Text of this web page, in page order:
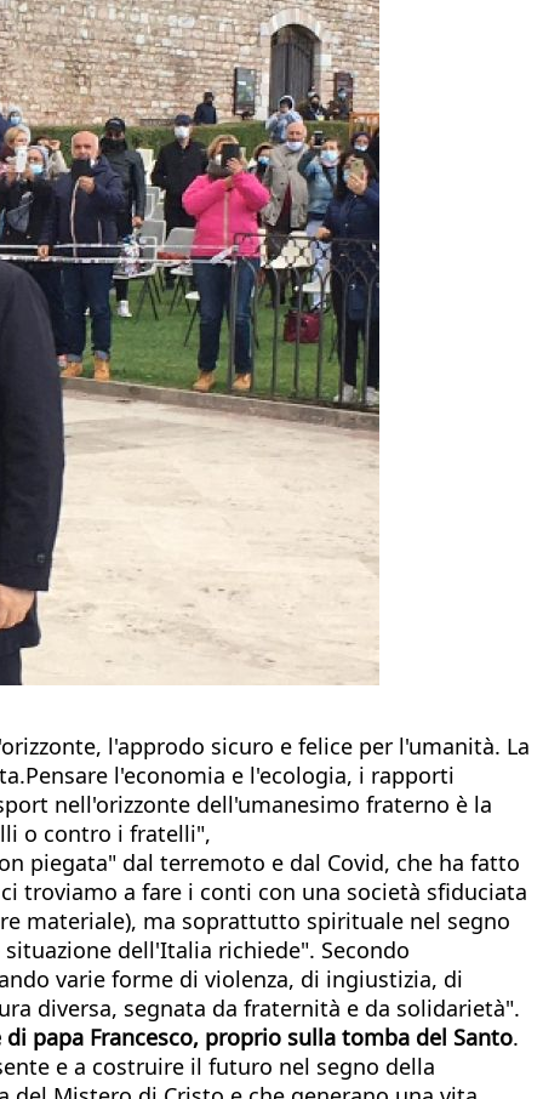
l'approdo sicuro e felice per l'umanità. La
l'economia e l'ecologia, i rapporti
nell'orizzonte dell'umanesimo fraterno è la
o contro i fratelli",
piegata" dal terremoto e dal Covid, che ha fatto
troviamo a fare i conti con una società sfiduciata
materiale), ma soprattutto spirituale nel segno
dell'Italia richiede". Secondo
varie forme di violenza, di ingiustizia, di
diversa, segnata da fraternità e da solidarietà".
papa Francesco, proprio sulla tomba del Santo.
e a costruire il futuro nel segno della